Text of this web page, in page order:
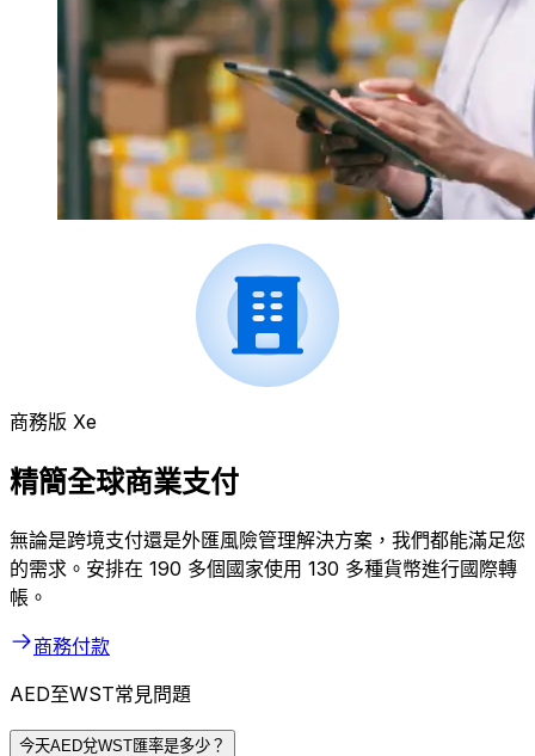
商務版 Xe
精簡全球商業支付
無論是跨境支付還是外匯風險管理解決方案，我們都能滿足您
的需求。安排在 190 多個國家使用 130 多種貨幣進行國際轉
帳。
商務付款
AED至WST常見問題
今天AED兌WST匯率是多少？